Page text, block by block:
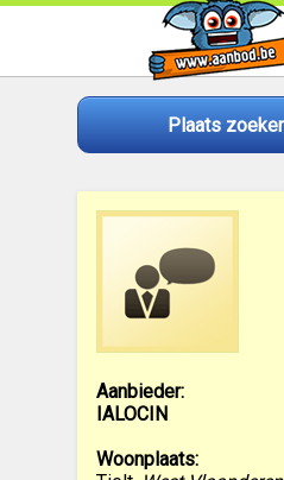
Plaats
Aanbieder:
IALOCIN
Woonplaats: